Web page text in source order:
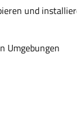
und
Umgebungen